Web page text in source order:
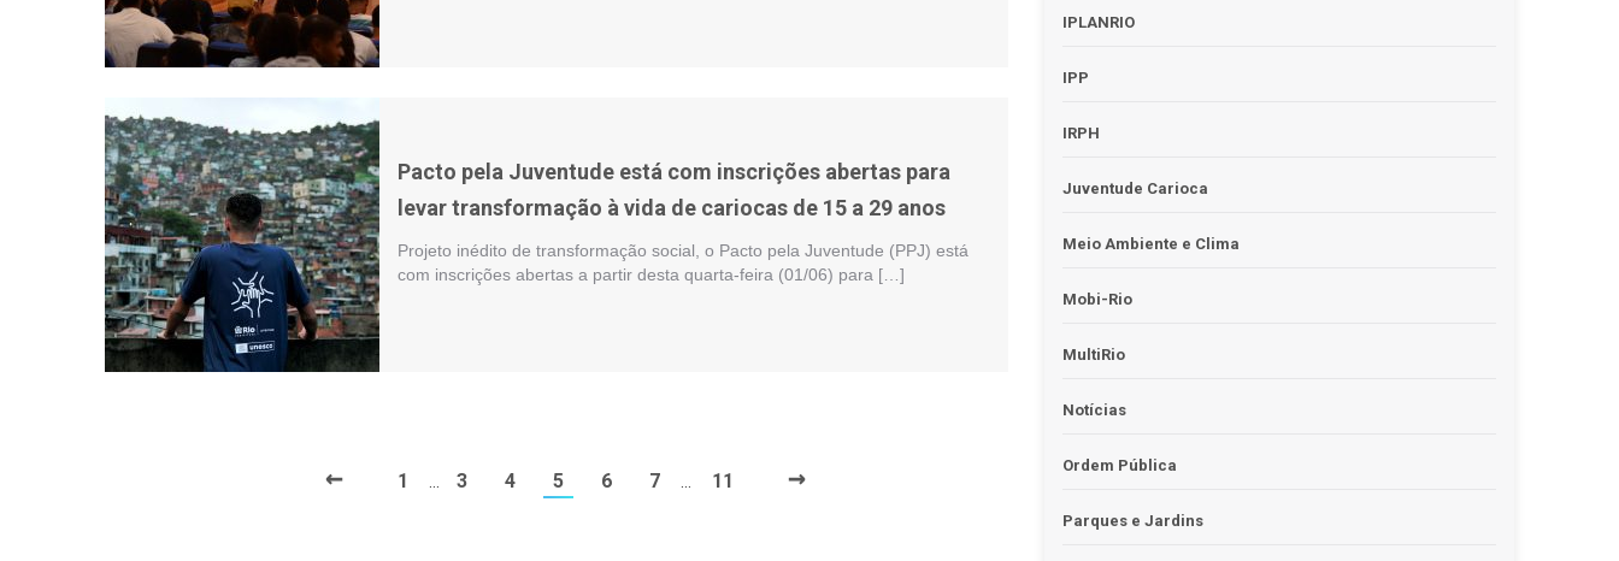
Pacto pela Juventude está com inscrições abertas para
levar transformação à vida de cariocas de 15 a 29 anos
Projeto inédito de transformação social, o Pacto pela Juventude (PPJ) está
com inscrições abertas a partir desta quarta-feira (01/06) para […]
← 1 3 4 5 6 7 11 →
IPLANRIO
IPP
IRPH
Juventude Carioca
Meio Ambiente e Clima
Mobi-Rio
MultiRio
Notícias
Ordem Pública
Parques e Jardins